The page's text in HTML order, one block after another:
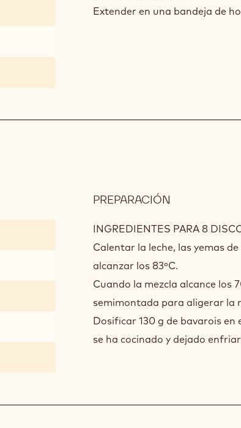
Extender en una bandeja de
PREPARACIÓN
DE
AVELLANAS
INGREDIENTES PARA 8
Calentar la leche, las yemas
alcanzar los 83ºC.
Cuando la mezcla alcance los
semimontada para aligerar la
Dosificar 130 g de bavarois
se ha cocinado y dejado